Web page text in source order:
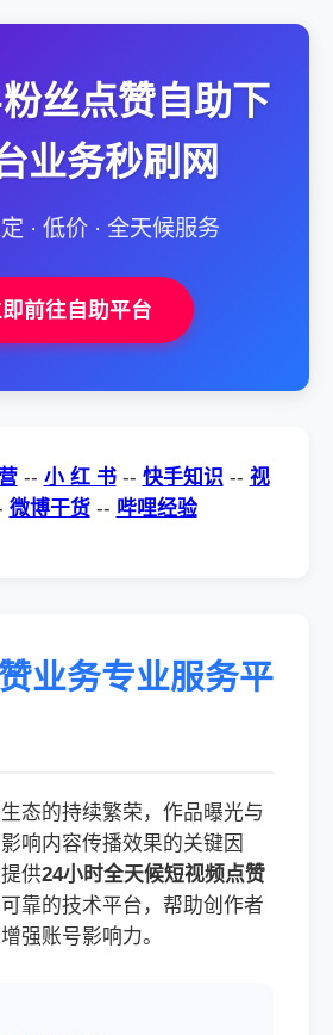
丝点赞自助下
业务秒刷网
· 低价 · 全天候服务
前往自助平台
-- 小 红 书 -- 快手知识 -- 视
微博干货 -- 哔哩经验
业务专业服务平
态的持续繁荣，作品曝光与
响内容传播效果的关键因
供24小时全天候短视频点赞
靠的技术平台，帮助创作者
强账号影响力。